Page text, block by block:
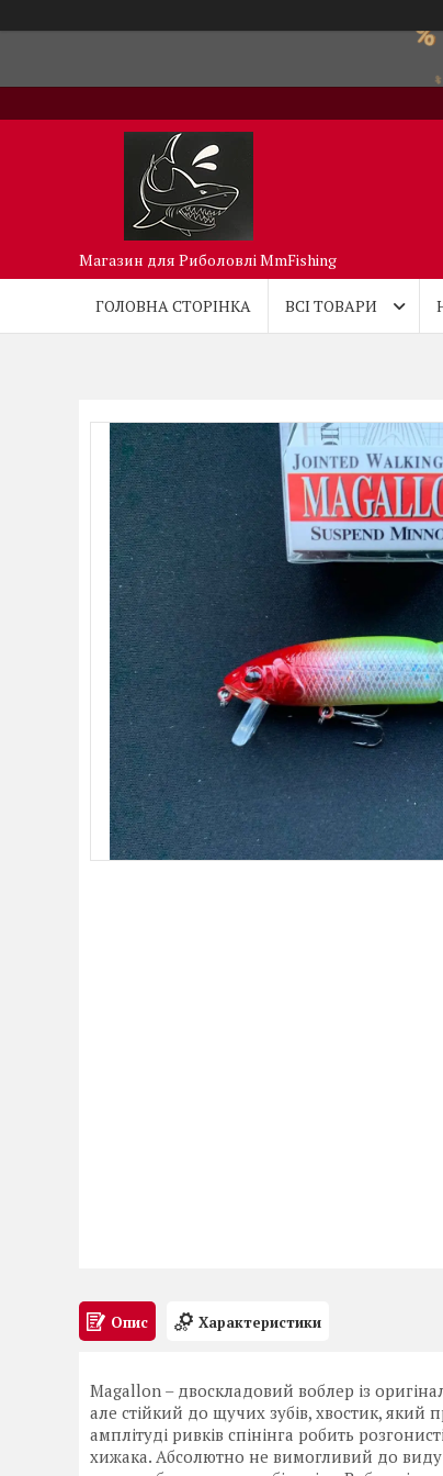
Магазин для Риболовлі MmFishing
ГОЛОВНА СТОРІНКА ВСІ ТОВАРИ
Опис Характеристики
Magallon – двоскладовий воблер із
але стійкий до щучих зубів, хвостик,
амплітуді ривків спінінга робить
хижака. Абсолютно не вимогливий до виду